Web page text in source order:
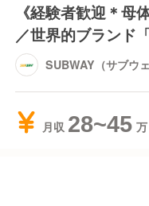
《経験者歓迎＊
／世界的ブランド
SUBWAY（サブウ
月収 28~45